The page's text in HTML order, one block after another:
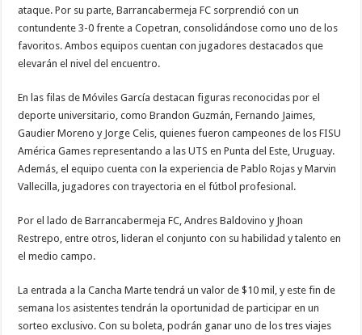
ataque. Por su parte, Barrancabermeja FC sorprendió con un
contundente 3-0 frente a Copetran, consolidándose como uno de los
favoritos. Ambos equipos cuentan con jugadores destacados que
elevarán el nivel del encuentro.
En las filas de Móviles García destacan figuras reconocidas por el
deporte universitario, como Brandon Guzmán, Fernando Jaimes,
Gaudier Moreno y Jorge Celis, quienes fueron campeones de los FISU
América Games representando a las UTS en Punta del Este, Uruguay.
Además, el equipo cuenta con la experiencia de Pablo Rojas y Marvin
Vallecilla, jugadores con trayectoria en el fútbol profesional.
Por el lado de Barrancabermeja FC, Andres Baldovino y Jhoan
Restrepo, entre otros, lideran el conjunto con su habilidad y talento en
el medio campo.
La entrada a la Cancha Marte tendrá un valor de $10 mil, y este fin de
semana los asistentes tendrán la oportunidad de participar en un
sorteo exclusivo. Con su boleta, podrán ganar uno de los tres viajes